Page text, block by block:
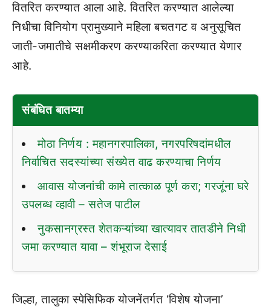
वितरित करण्यात आला आहे. वितरित करण्यात आलेल्या
निधीचा विनियोग प्रामुख्याने महिला बचतगट व अनुसूचित
जाती-जमातीचे सक्षमीकरण करण्याकरिता करण्यात येणार
आहे.
संबंधित बातम्या
मोठा निर्णय : महानगरपालिका, नगरपरिषदांमधील
निर्वाचित सदस्यांच्या संख्येत वाढ करण्याचा निर्णय
आवास योजनांची कामे तात्काळ पूर्ण करा; गरजूंना घरे
उपलब्ध व्हावी – सतेज पाटील
नुकसानग्रस्त शेतकऱ्यांच्या खात्यावर तातडीने निधी
जमा करण्यात यावा – शंभूराज देसाई
जिल्हा, तालुका स्पेसिफिक योजनेंतर्गत ‘विशेष योजना’